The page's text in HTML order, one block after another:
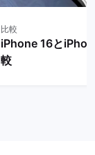
比較
iPhone 16と
較